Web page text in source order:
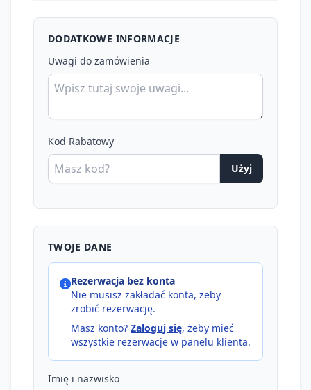
DODATKOWE INFORMACJE
Uwagi do zamówienia
Kod Rabatowy
Użyj
TWOJE DANE
Rezerwacja bez konta
Nie musisz zakładać konta, żeby
zrobić rezerwację.
Masz konto? Zaloguj się, żeby mieć
wszystkie rezerwacje w panelu klienta.
Imię i nazwisko